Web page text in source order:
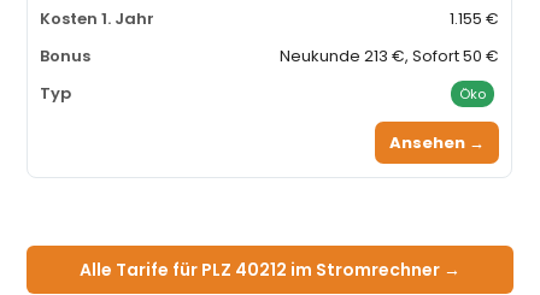
1.155 €
Neukunde 213 €, Sofort 50 €
Öko
Ansehen →
Alle Tarife für PLZ 40212 im Stromrechner →